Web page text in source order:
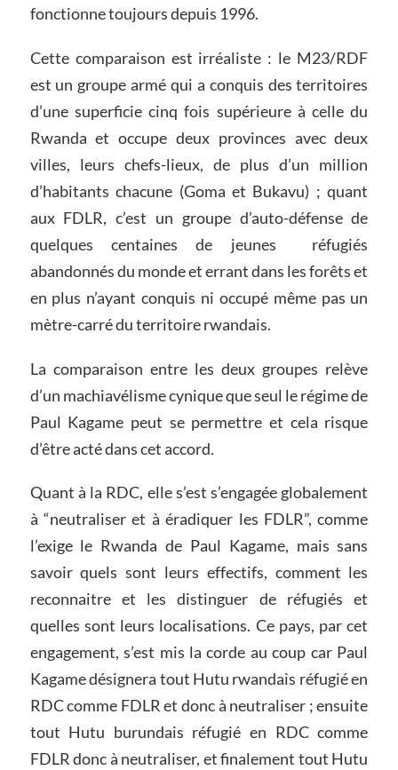
fonctionne toujours depuis 1996.
Cette comparaison est irréaliste : le M23/RDF
est un groupe armé qui a conquis des territoires
d’une superficie cinq fois supérieure à celle du
Rwanda et occupe deux provinces avec deux
villes, leurs chefs-lieux, de plus d’un million
d’habitants chacune (Goma et Bukavu) ; quant
aux FDLR, c’est un groupe d’auto-défense de
quelques centaines de jeunes réfugiés
abandonnés du monde et errant dans les forêts et
en plus n’ayant conquis ni occupé même pas un
mètre-carré du territoire rwandais.
La comparaison entre les deux groupes relève
d’un machiavélisme cynique que seul le régime de
Paul Kagame peut se permettre et cela risque
d’être acté dans cet accord.
Quant à la RDC, elle s’est s’engagée globalement
à “neutraliser et à éradiquer les FDLR”, comme
l’exige le Rwanda de Paul Kagame, mais sans
savoir quels sont leurs effectifs, comment les
reconnaitre et les distinguer de réfugiés et
quelles sont leurs localisations. Ce pays, par cet
engagement, s’est mis la corde au coup car Paul
Kagame désignera tout Hutu rwandais réfugié en
RDC comme FDLR et donc à neutraliser ; ensuite
tout Hutu burundais réfugié en RDC comme
FDLR donc à neutraliser, et finalement tout Hutu